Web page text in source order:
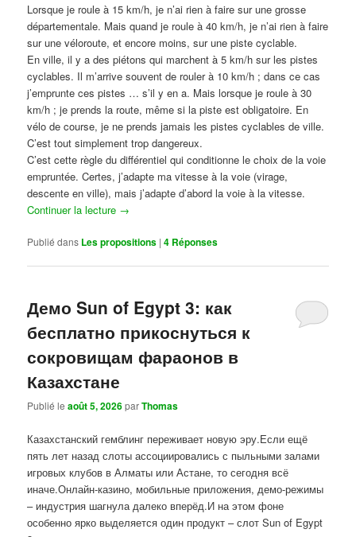
Lorsque je roule à 15 km/h, je n’ai rien à faire sur une grosse
départementale. Mais quand je roule à 40 km/h, je n’ai rien à faire
sur une véloroute, et encore moins, sur une piste cyclable.
En ville, il y a des piétons qui marchent à 5 km/h sur les pistes
cyclables. Il m’arrive souvent de rouler à 10 km/h ; dans ce cas
j’emprunte ces pistes … s’il y en a. Mais lorsque je roule à 30
km/h ; je prends la route, même si la piste est obligatoire. En
vélo de course, je ne prends jamais les pistes cyclables de ville.
C’est tout simplement trop dangereux.
C’est cette règle du différentiel qui conditionne le choix de la voie
empruntée. Certes, j’adapte ma vitesse à la voie (virage,
descente en ville), mais j’adapte d’abord la voie à la vitesse.
Continuer la lecture →
Publié dans Les propositions |4 Réponses
Демо Sun of Egypt 3: как
бесплатно прикоснуться к
сокровищам фараонов в
Казахстане
Publié leaoût 5, 2026parThomas
Казахстанский гемблинг переживает новую эру.Если ещё
пять лет назад слоты ассоциировались с пыльными залами
игровых клубов в Алматы или Астане, то сегодня всё
иначе.Онлайн-казино, мобильные приложения, демо-режимы
– индустрия шагнула далеко вперёд.И на этом фоне
особенно ярко выделяется один продукт – слот Sun of Egypt